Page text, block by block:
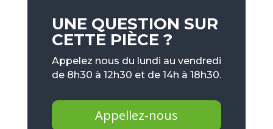
UNE QUESTION SUR
CETTE PIÈCE ?
Appelez nous du lundi au vendredi
de 8h30 à 12h30 et de 14h à 18h30.
Appellez-nous